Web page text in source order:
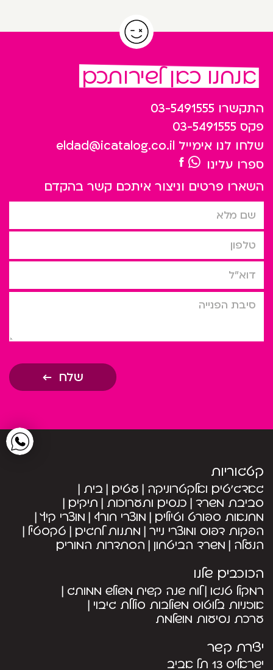
אנחנו כאן לשירותכם
התקשרו 03-5491555
פקס 03-5491555
שלחו לנו אימייל eldad@icatalog.co.il
ספרו עלינו
השארו פרטים וניצור איתכם קשר בהקדם
שם מלא
טלפון
דוא”ל
סיבת הפניה
שלח
קטגוריות
גאדג’טים ואלקטרוניקה עטים בית
סביבת משרד כנסים ותערוכות תיקים
מחנאות ספורט וטיולים מוצרי חורף מוצרי קיץ
הפקות דפוס ומוצרי נייר מתנות לחגים טקסטיל
הנעלה משרד הביטחון הסתדרות המורים
הכוכבים שלנו
רמקול טנגו לוח שנה קשיח משולש ממותג
אוזניות בלוטוס משולבות סוללת גיבוי
ערכת נסיעות מושלמת
יצירת קשר
ישראליס 13 תל אביב